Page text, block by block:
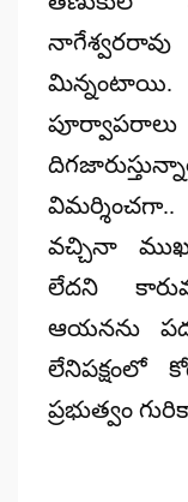
వచ్చినా
లేదని
ఆయనను
లేనిపక్షంలో
ప్రభుత్వం